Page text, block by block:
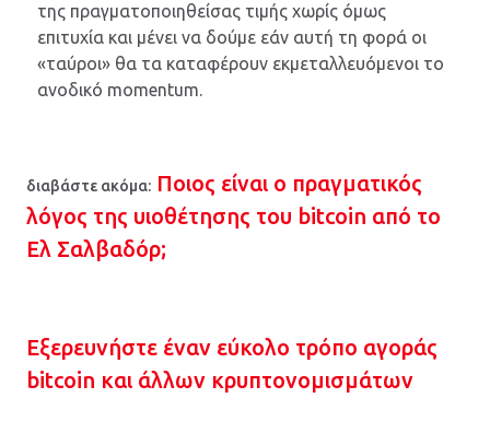
της πραγματοποιηθείσας τιμής χωρίς όμως
επιτυχία και μένει να δούμε εάν αυτή τη φορά οι
«ταύροι» θα τα καταφέρουν εκμεταλλευόμενοι το
ανοδικό momentum.
διαβάστε ακόμα: Ποιος είναι ο πραγματικός
λόγος της υιοθέτησης του bitcoin από το
Ελ Σαλβαδόρ;
Εξερευνήστε έναν εύκολο τρόπο αγοράς
bitcoin και άλλων κρυπτονομισμάτων